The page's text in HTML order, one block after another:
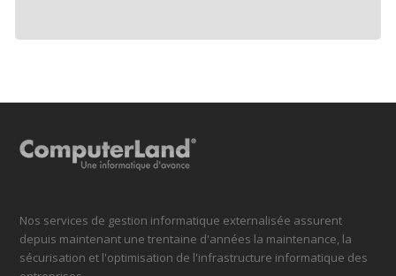
Nos services de gestion informatique externalisée assurent
depuis maintenant une trentaine d'années la maintenance, la
sécurisation et l'optimisation de l'infrastructure informatique des